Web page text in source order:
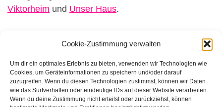
Cookie-Zustimmung verwalten
Um dir ein optimales Erlebnis zu bieten, verwenden wir Technologien wie
Cookies, um Geräteinformationen zu speichern und/oder darauf
zuzugreifen. Wenn du diesen Technologien zustimmst, können wir Daten
wie das Surfverhalten oder eindeutige IDs auf dieser Website verarbeiten.
Wenn du deine Zustimmung nicht erteilst oder zurückziehst, können
Viktorheim und Unser Haus.
FFB e.V. • Benraderstr. 189 • 47804 Krefeld • Tel. 0 21 51 – 610
300 • Fax 0 21 51 – 610 330 •info@ffb-krefeld.de